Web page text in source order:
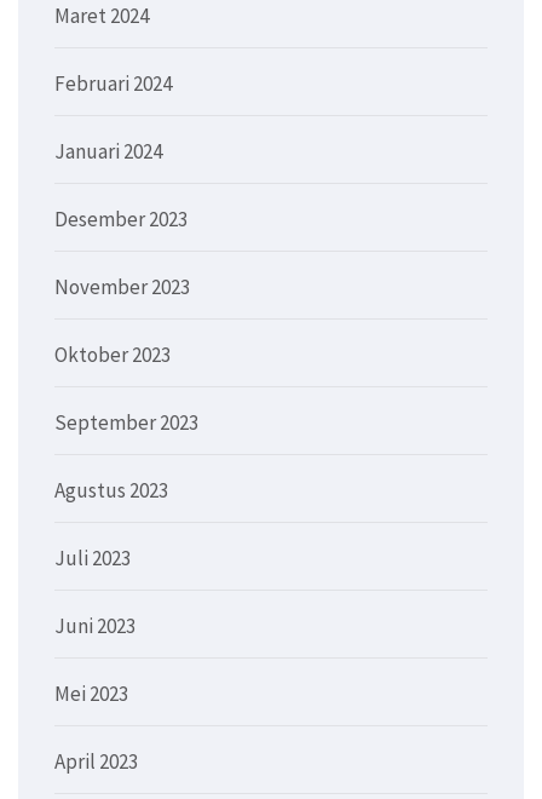
Maret 2024
Februari 2024
Januari 2024
Desember 2023
November 2023
Oktober 2023
September 2023
Agustus 2023
Juli 2023
Juni 2023
Mei 2023
April 2023